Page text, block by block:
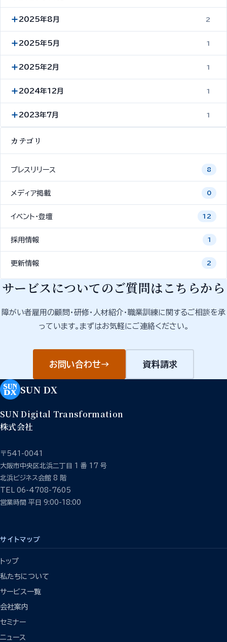
2025年8月 2
2025年5月 1
2025年2月 1
2024年12月 1
2023年7月 1
カテゴリ
プレスリリース 8
メディア掲載 0
イベント・登壇 12
採用情報 1
更新情報 2
サービスについてのご質問はこちらから
障がい者雇用の顧問・研修・人材紹介・職業訓練に関するご相談を承
っています。まずはお気軽にご連絡ください。
お問い合わせ→ 資料請求
SUN DX
SUN Digital Transformation
株式会社
〒541-0041
大阪市中央区北浜二丁目 1 番 17 号
北浜ビジネス会館 8 階
TEL 06-4708-7605
営業時間 平日 9:00-18:00
サイトマップ
トップ
私たちについて
サービス一覧
会社案内
セミナー
ニュース